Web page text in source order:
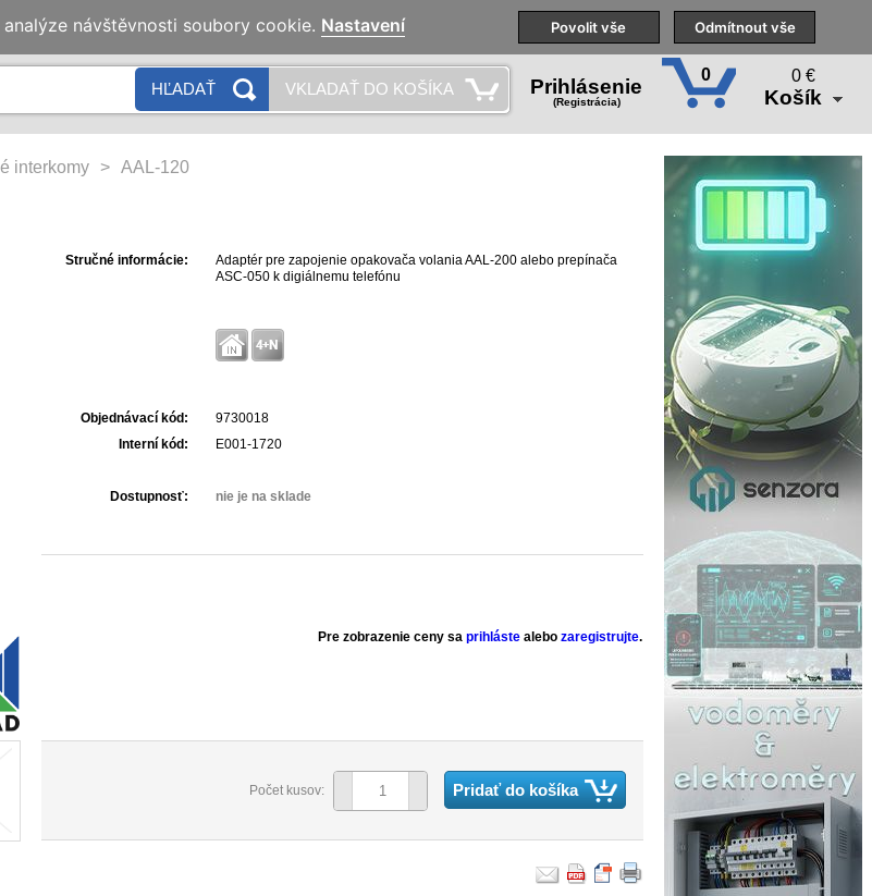
Naše pobočky Technická podpora Školenia
HĽADAŤ VKLADAŤ DO KOŠÍKA Prihlásenie
(Registrácia)
0 0 €
Košík
interkomy > AAL-120
Stručné informácie:
Adaptér pre zapojenie opakovača volania AAL-200 alebo prepínača
ASC-050 k digiálnemu telefónu
Objednávací kód:
9730018
Interní kód:
E001-1720
Dostupnosť: nie je na sklade
Pre zobrazenie ceny sa prihlástealebo zaregistrujte.
Počet kusov: Pridať do košíka
návštěvnosti soubory cookie. Nastavení Povolit vše Odmítnout vše